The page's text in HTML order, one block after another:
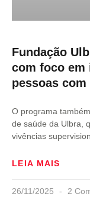
Fundação
com foco em
pessoas com
O programa
de saúde da Ulbra,
vivências
LEIA MAIS
26/11/2025 2